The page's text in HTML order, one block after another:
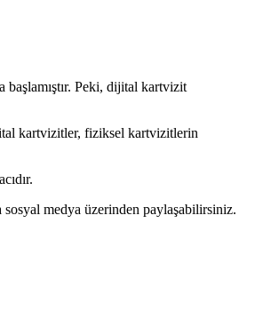
başlamıştır. Peki, dijital kartvizit
kartvizitler, fiziksel kartvizitlerin
medya üzerinden paylaşabilirsiniz.